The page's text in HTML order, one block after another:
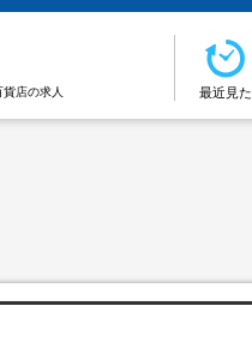
店の求人 最近見た